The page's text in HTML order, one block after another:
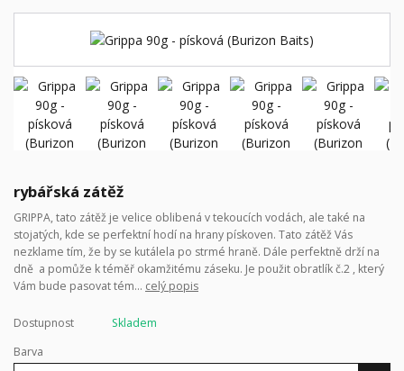
rybářská zátěž
GRIPPA, tato zátěž je velice oblibená v tekoucích vodách, ale také na
stojatých, kde se perfektní hodí na hrany pískoven. Tato zátěž Vás
nezklame tím, že by se kutálela po strmé hraně. Dále perfektně drží na
dně a pomůže k téměř okamžitému záseku. Je použit obratlík č.2 , který
Vám bude pasovat tém... celý popis
Dostupnost
Skladem
Barva